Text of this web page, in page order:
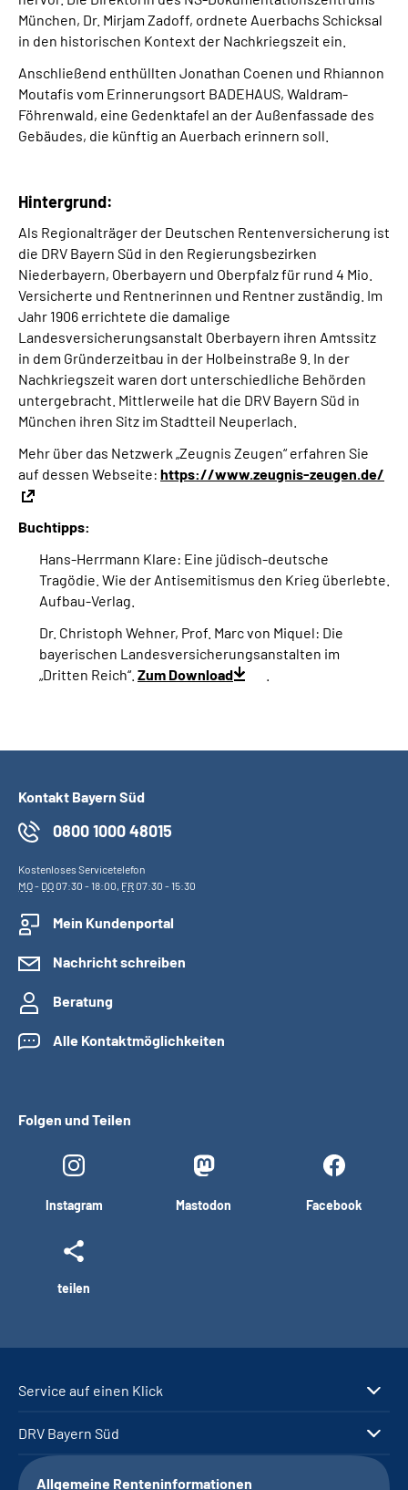
München, Dr. Mirjam Zadoff, ordnete Auerbachs Schicksal
in den historischen Kontext der Nachkriegszeit ein.
Anschließend enthüllten Jonathan Coenen und Rhiannon
Moutafis vom Erinnerungsort BADEHAUS, Waldram-
Föhrenwald, eine Gedenktafel an der Außenfassade des
Gebäudes, die künftig an Auerbach erinnern soll.
Hintergrund:
Als Regionalträger der Deutschen Rentenversicherung ist
die DRV Bayern Süd in den Regierungsbezirken
Niederbayern, Oberbayern und Oberpfalz für rund 4 Mio.
Versicherte und Rentnerinnen und Rentner zuständig. Im
Jahr 1906 errichtete die damalige
Landesversicherungsanstalt Oberbayern ihren Amtssitz
in dem Gründerzeitbau in der Holbeinstraße 9. In der
Nachkriegszeit waren dort unterschiedliche Behörden
untergebracht. Mittlerweile hat die DRV Bayern Süd in
München ihren Sitz im Stadtteil Neuperlach.
Mehr über das Netzwerk „Zeugnis Zeugen“ erfahren Sie
auf dessen Webseite: https://www.zeugnis-zeugen.de/
Buchtipps:
Hans-Herrmann Klare: Eine jüdisch-deutsche
Tragödie. Wie der Antisemitismus den Krieg überlebte.
Aufbau-Verlag.
Dr. Christoph Wehner, Prof. Marc von Miquel: Die
bayerischen Landesversicherungsanstalten im
„Dritten Reich“. Zum Download
Kontakt Bayern Süd
0800 1000 48015
Kostenloses Servicetelefon
MO- DO07:30 - 18:00, FR07:30 - 15:30
Mein Kundenportal
Nachricht schreiben
Beratung
Alle Kontaktmöglichkeiten
Folgen und Teilen
Instagram Mastodon Facebook
teilen
Service auf einen Klick
DRV Bayern Süd
Allgemeine Renteninformationen